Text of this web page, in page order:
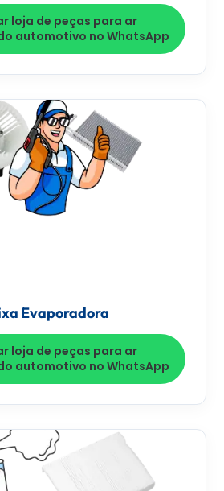
loja de peças para ar
automotivo no WhatsApp
Evaporadora
loja de peças para ar
automotivo no WhatsApp